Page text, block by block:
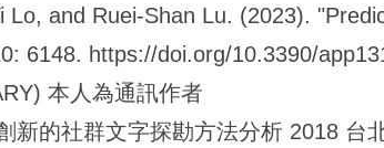
Lo, and Ruei-Shan Lu. (2023).
6148. https://doi.org/10.3390/
本人為通訊作者
新的社群文字探勘方法分析 2018 台